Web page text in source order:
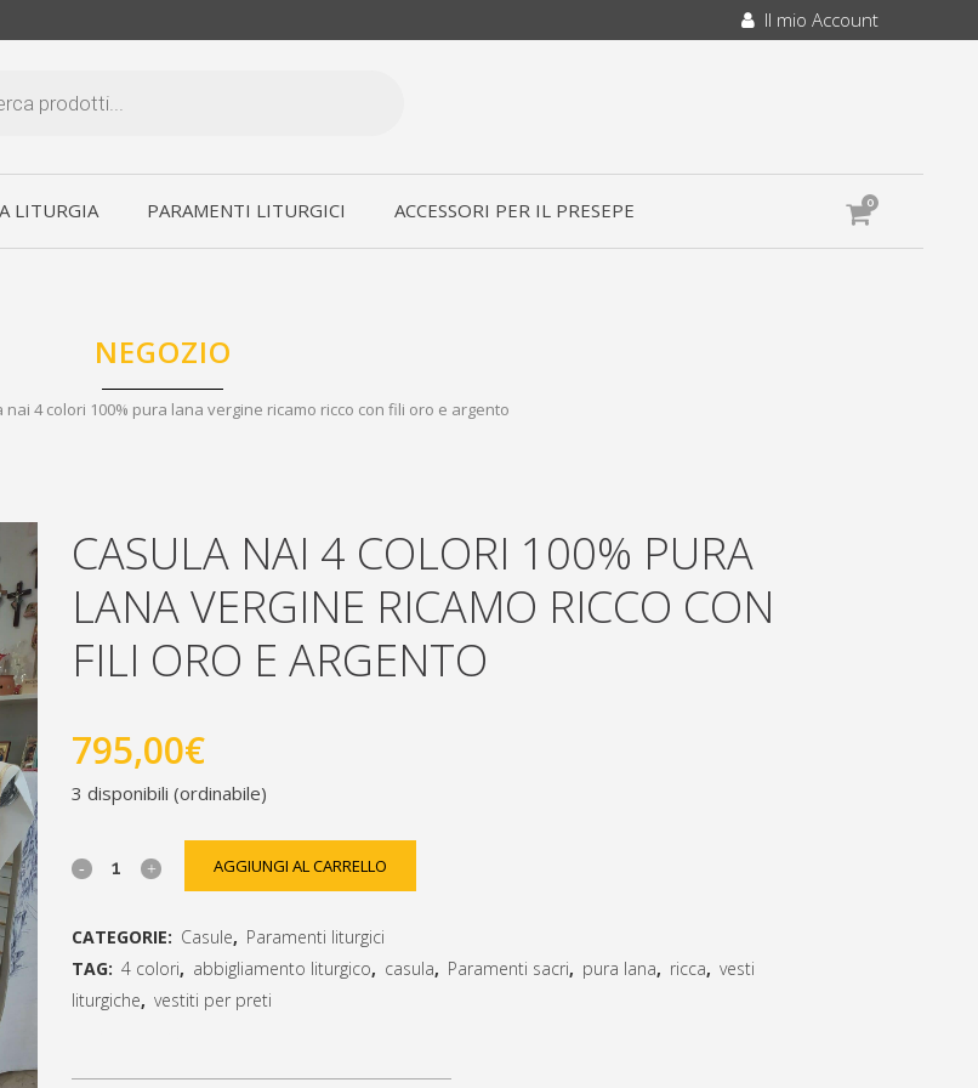
Il mio Account
LITURGIA PARAMENTI LITURGICI ACCESSORI PER IL PRESEPE 0
NEGOZIO
nai 4 colori 100% pura lana vergine ricamo ricco con fili oro e argento
CASULA NAI 4 COLORI 100% PURA
LANA VERGINE RICAMO RICCO CON
FILI ORO E ARGENTO
795,00€
3 disponibili (ordinabile)
casula
colori
AGGIUNGI AL CARRELLO
CATEGORIE: Casule, Paramenti liturgici
TAG: 4 colori, abbigliamento liturgico, casula, Paramenti sacri, pura lana, ricca, vesti
liturgiche, vestiti per preti